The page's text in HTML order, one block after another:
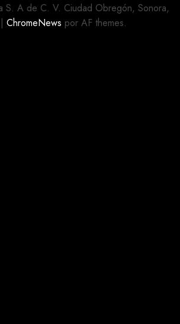
DE
CELULARES
Y
S. A de C. V. Ciudad Obregón, Sonora,
| ChromeNews por AF themes.